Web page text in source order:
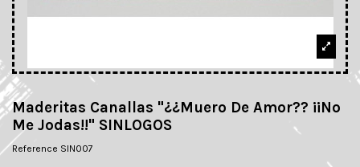
Maderitas Canallas "¿¿Muero De Amor?? ¡¡No
Me Jodas!!" SINLOGOS
Reference SIN007